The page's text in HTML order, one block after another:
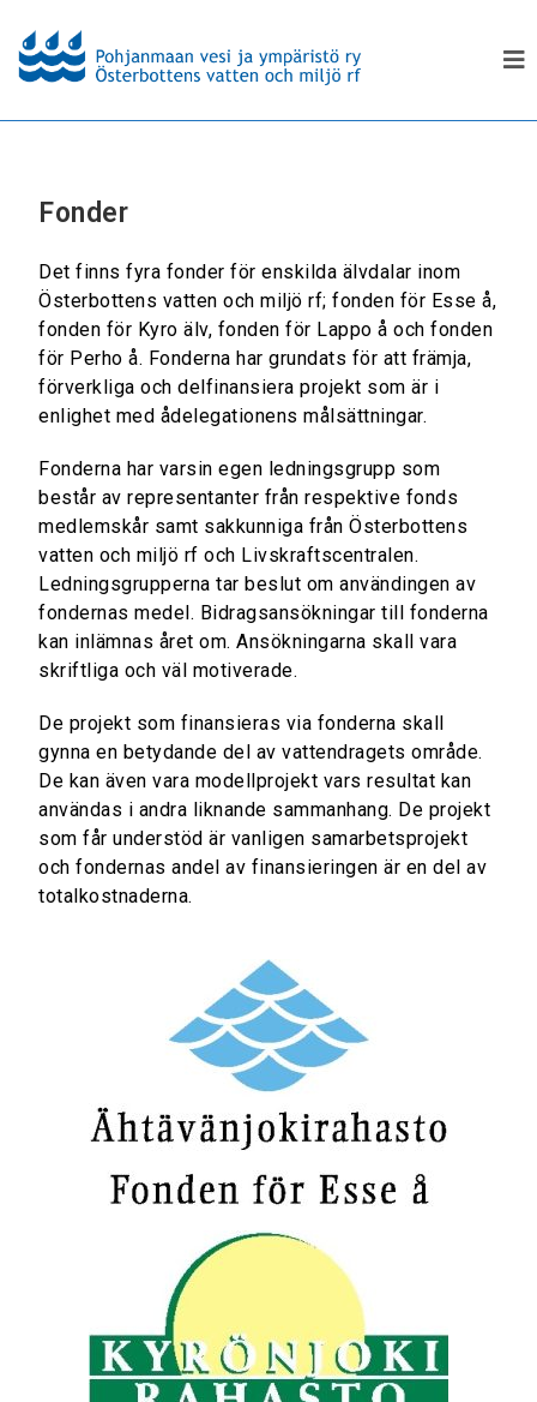
Fonder
Det finns fyra fonder för enskilda älvdalar inom
Österbottens vatten och miljö rf; fonden för Esse å,
fonden för Kyro älv, fonden för Lappo å och fonden
för Perho å. Fonderna har grundats för att främja,
förverkliga och delfinansiera projekt som är i
enlighet med ådelegationens målsättningar.
Fonderna har varsin egen ledningsgrupp som
består av representanter från respektive fonds
medlemskår samt sakkunniga från Österbottens
vatten och miljö rf och Livskraftscentralen.
Ledningsgrupperna tar beslut om användingen av
fondernas medel. Bidragsansökningar till fonderna
kan inlämnas året om. Ansökningarna skall vara
skriftliga och väl motiverade.
De projekt som finansieras via fonderna skall
gynna en betydande del av vattendragets område.
De kan även vara modellprojekt vars resultat kan
användas i andra liknande sammanhang. De projekt
som får understöd är vanligen samarbetsprojekt
och fondernas andel av finansieringen är en del av
totalkostnaderna.